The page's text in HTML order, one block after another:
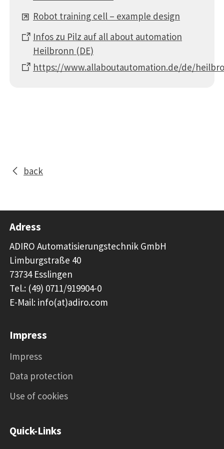
Robot training cell – example design
Infos zu Pilz auf all about automation
Heilbronn (DE)
https://www.allaboutautomation.de/de/
back
Adress
ADIRO Automatisierungstechnik GmbH
Limburgstraße 40
73734 Esslingen
Tel.: (49) 0711/919904-0
E-Mail: info(at)adiro.com
Impress
Impress
Data protection
Use of cookies
Quick-Links